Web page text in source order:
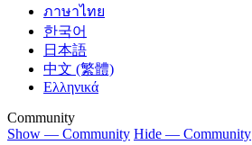
ภาษาไทย
한국어
日本語
中文 (繁體)
Ελληνικά
Community
Show — Community Hide — Community